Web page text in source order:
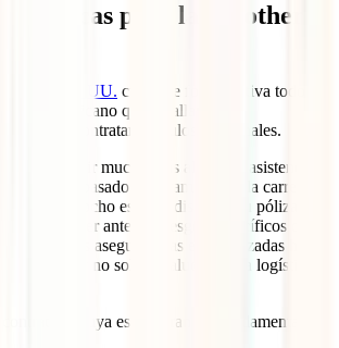
para la "Mother
para EE. UU. cubre de forma nativa todos
trip americano que detallamos a
de contratar módulos adicionales.
debe ir mucho más allá de la asistencia
un viaje basado íntegramente en la carretera
rurales de ocho estados distintos, tu póliza
responder ante los riesgos específicos del
2026, las aseguradoras especializadas han
para cubrir no solo la salud, sino la logística
incluya estas garantías fundamentales: